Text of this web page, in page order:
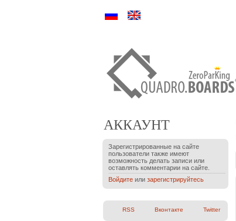
Ру En
АККАУНТ
Зарегистрированные на сайте
пользователи также имеют
возможность делать записи или
оставлять комментарии на сайте.
Войдитеили зарегистрируйтесь
RSS Вконтакте Twitter